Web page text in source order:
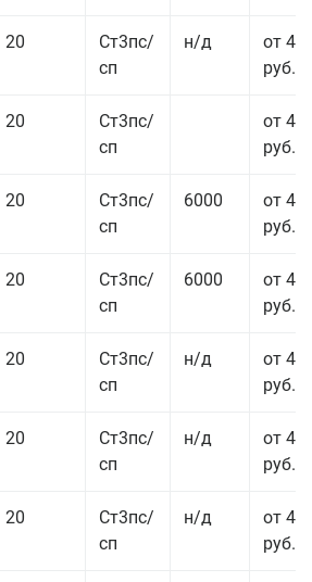
20
Ст3пс/
сп
н/д
от 44
руб.
20
Ст3пс/
сп
от 45
руб.
20
Ст3пс/
сп
6000
от 45
руб.
20
Ст3пс/
сп
6000
от 44
руб.
20
Ст3пс/
сп
н/д
от 42
руб.
20
Ст3пс/
сп
н/д
от 46
руб.
20
Ст3пс/
сп
н/д
от 45
руб.